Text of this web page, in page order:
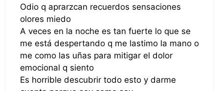
Odio q aprarzcan recuerdos sensaciones
olores miedo
A veces en la noche es tan fuerte lo que se
me está despertando q me lastimo la mano o
me como las uñas para mitigar el dolor
emocional q siento
Es horrible descubrir todo esto y darme